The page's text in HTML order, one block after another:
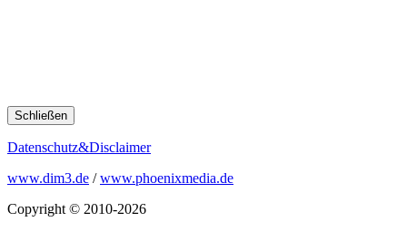
Schließen
Datenschutz&Disclaimer
www.dim3.de /www.phoenixmedia.de
Copyright © 2010-2026